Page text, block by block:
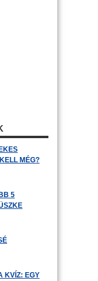
MÉG?
5
KVÍZ: EGY